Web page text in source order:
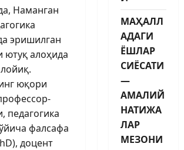
Наманган
эришилган
ютуқ алоҳида
юқори
педагогика
фалсафа
доцент
МАҲАЛЛ
АДАГИ
ЁШЛАР
СИЁСАТИ
—
АМАЛИЙ
НАТИЖА
ЛАР
МЕЗОНИ